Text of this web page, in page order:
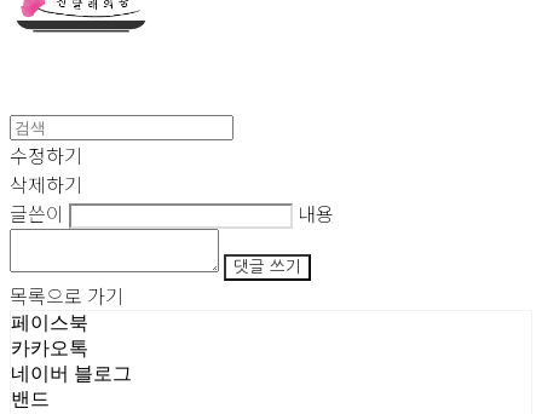
수정하기
삭제하기
글쓴이
내용
댓글 쓰기
목록으로 가기
페이스북
카카오톡
네이버 블로그
밴드